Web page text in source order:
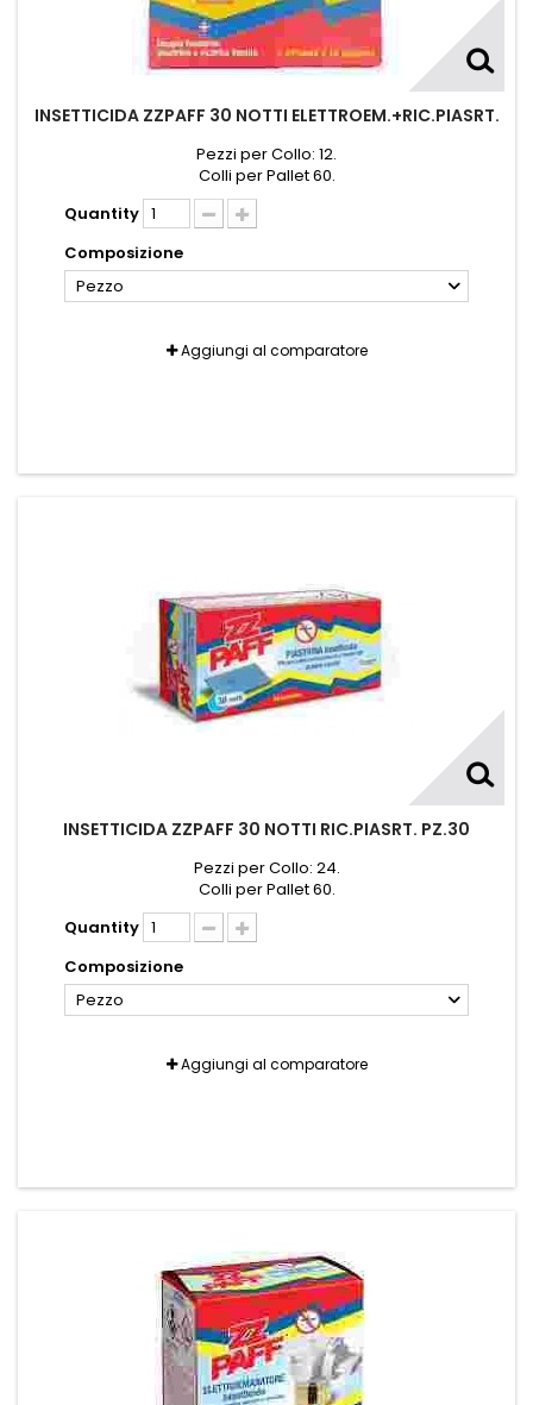
INSETTICIDA ZZPAFF 30 NOTTI ELETTROEM.+RIC.PIASRT.
Pezzi per Collo: 12.
Colli per Pallet 60.
Quantity
Composizione
Pezzo
Aggiungi al comparatore
INSETTICIDA ZZPAFF 30 NOTTI RIC.PIASRT. PZ.30
Pezzi per Collo: 24.
Colli per Pallet 60.
Quantity
Composizione
Pezzo
Aggiungi al comparatore